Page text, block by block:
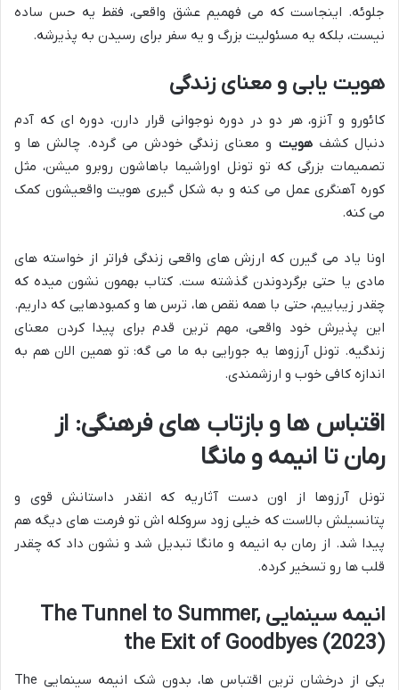
جلوئه. اینجاست که می فهمیم عشق واقعی، فقط یه حس ساده
نیست، بلکه یه مسئولیت بزرگ و یه سفر برای رسیدن به پذیرشه.
هویت یابی و معنای زندگی
کائورو و آنزو، هر دو در دوره نوجوانی قرار دارن، دوره ای که آدم
دنبال کشفهویت و معنای زندگی خودش می گرده. چالش ها و
تصمیمات بزرگی که تو تونل اوراشیما باهاشون روبرو میشن، مثل
کوره آهنگری عمل می کنه و به شکل گیری هویت واقعیشون کمک
می کنه.
اونا یاد می گیرن که ارزش های واقعی زندگی فراتر از خواسته های
مادی یا حتی برگردوندن گذشته ست. کتاب بهمون نشون میده که
چقدر زیباییم، حتی با همه نقص ها، ترس ها و کمبودهایی که داریم.
این پذیرش خود واقعی، مهم ترین قدم برای پیدا کردن معنای
زندگیه. تونل آرزوها یه جورایی به ما می گه: تو همین الان هم به
اندازه کافی خوب و ارزشمندی.
اقتباس ها و بازتاب های فرهنگی: از
رمان تا انیمه و مانگا
تونل آرزوها از اون دست آثاریه که انقدر داستانش قوی و
پتانسیلش بالاست که خیلی زود سروکله اش تو فرمت های دیگه هم
پیدا شد. از رمان به انیمه و مانگا تبدیل شد و نشون داد که چقدر
قلب ها رو تسخیر کرده.
انیمه سینمایی The Tunnel to Summer,
the Exit of Goodbyes (2023)
یکی از درخشان ترین اقتباس ها، بدون شک انیمه سینمایی The